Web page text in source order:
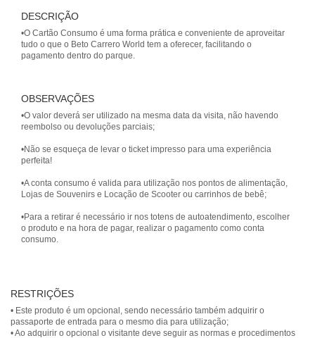
DESCRIÇÃO
•O Cartão Consumo é uma forma prática e conveniente de aproveitar
tudo o que o Beto Carrero World tem a oferecer, facilitando o
pagamento dentro do parque.
OBSERVAÇÕES
•O valor deverá ser utilizado na mesma data da visita, não havendo
reembolso ou devoluções parciais;
•Não se esqueça de levar o ticket impresso para uma experiência
perfeita!
•A conta consumo é valida para utilização nos pontos de alimentação,
Lojas de Souvenirs e Locação de Scooter ou carrinhos de bebê;
•Para a retirar é necessário ir nos totens de autoatendimento, escolher
o produto e na hora de pagar, realizar o pagamento como conta
consumo.
RESTRIÇÕES
• Este produto é um opcional, sendo necessário também adquirir o
passaporte de entrada para o mesmo dia para utilização;
• Ao adquirir o opcional o visitante deve seguir as normas e procedimentos